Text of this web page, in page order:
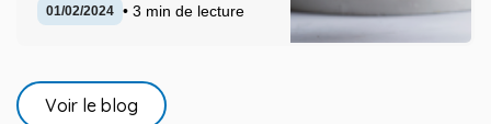
01/02/2024 • 3 min de lecture
Voir le blog